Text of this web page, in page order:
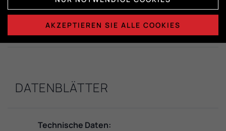
Maße der Brennkammer:
H412 x B368 x D407
DATENBLÄTTER
Technische Daten:
AKZEPTIEREN SIE ALLE COOKIES